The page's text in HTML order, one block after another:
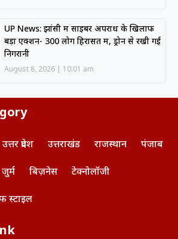
UP News: झांसी में साइबर अपराध के खिलाफ
बड़ा एक्शन- 300 लोग हिरासत में, ड्रोन से रखी गई
निगरानी
August 8, 2026 10:01 am
उत्तर प्रदेश उत्तराखंड राजस्थान पंजाब
जुर्म बिज़नेस टेक्नोलॉजी
स्टाइल